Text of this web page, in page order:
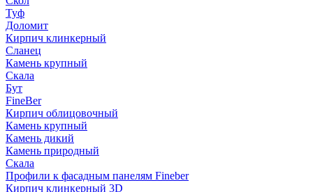
Туф
Доломит
Кирпич клинкерный
Сланец
Камень крупный
Скала
Бут
FineBer
Кирпич облицовочный
Камень крупный
Камень дикий
Камень природный
Скала
Профили к фасадным панелям Fineber
Кирпич клинкерный 3D